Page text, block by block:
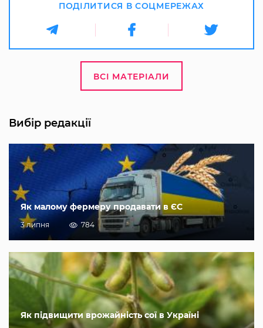
ПОДІЛИТИСЯ В СОЦМЕРЕЖАХ
ВСІ МАТЕРІАЛИ
Вибір редакції
Як малому фермеру продавати в ЄС
3 липня 784
Як підвищити врожайність сої в Україні